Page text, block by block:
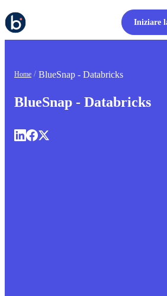
Iniziare
Home BlueSnap - Databricks
BlueSnap - Databricks